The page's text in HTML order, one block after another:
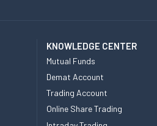
KNOWLEDGE CENTER
Mutual Funds
Demat Account
Trading Account
Online Share Trading